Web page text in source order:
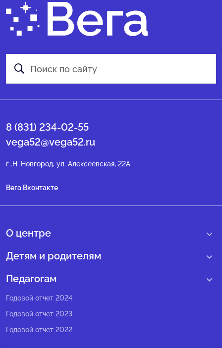
8 (831) 234-02-55
vega52@vega52.ru
г .Н. Новгород, ул. Алексеевская, 22А
Вега Вконтакте
О центре
О нас
Структура регионального центра
Педагогический состав
Попечительский совет
Экспертный совет
Детям и родителям
Учебные интенсивные сборы
Педагогам
Программы Веги
Программы Сириус
Методические рекомендации
Годовой отчет 2024
Годовой отчет 2023
Годовой отчет 2022